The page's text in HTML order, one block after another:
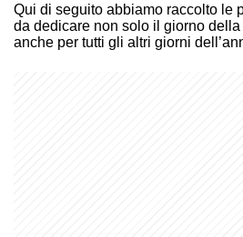
Qui di seguito abbiamo raccolto le
da dedicare non solo il giorno della
anche per tutti gli altri giorni